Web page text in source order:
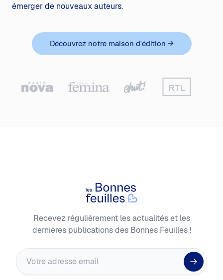
émerger de nouveaux auteurs.
Découvrez notre maison d'édition →
Les Bonnes Feuilles
Recevez régulièrement les actualités et les
dernières publications des Bonnes Feuilles !
Adresse email